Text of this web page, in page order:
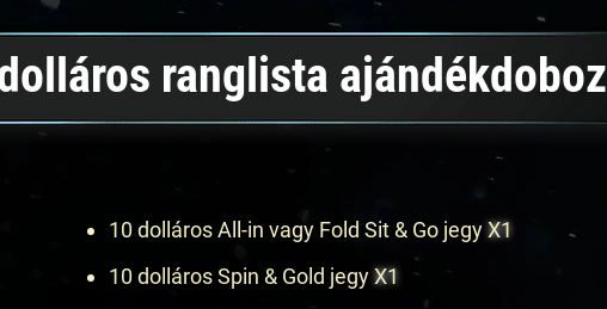
ranglista ajándékdoboz
10 dolláros All-in vagy Fold Sit & Go jegyX1
10 dolláros Spin & Gold jegyX1